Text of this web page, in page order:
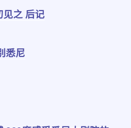
见之 后记
悉尼